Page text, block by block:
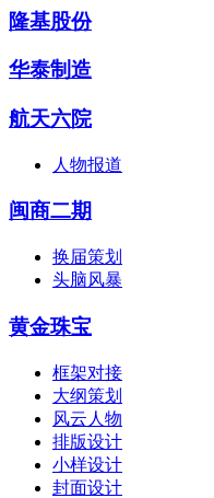
隆基股份
华泰制造
航天六院
人物报道
闽商二期
换届策划
头脑风暴
黄金珠宝
框架对接
大纲策划
风云人物
排版设计
小样设计
封面设计